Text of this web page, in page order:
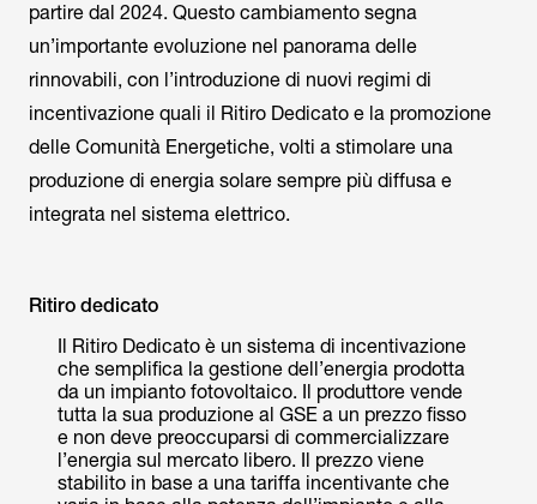
partire dal 2024. Questo cambiamento segna
un’importante evoluzione nel panorama delle
rinnovabili, con l’introduzione di nuovi regimi di
incentivazione quali il Ritiro Dedicato e la promozione
delle Comunità Energetiche, volti a stimolare una
produzione di energia solare sempre più diffusa e
integrata nel sistema elettrico.
Ritiro dedicato
Il Ritiro Dedicato è un sistema di incentivazione
che semplifica la gestione dell’energia prodotta
da un impianto fotovoltaico. Il produttore vende
tutta la sua produzione al GSE a un prezzo fisso
e non deve preoccuparsi di commercializzare
l’energia sul mercato libero. Il prezzo viene
stabilito in base a una tariffa incentivante che